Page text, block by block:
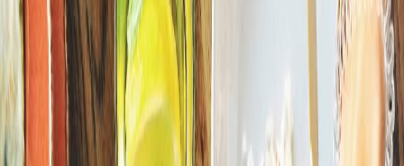
Islam Digest
Hikmah
Opini
Konsultasi Syariah